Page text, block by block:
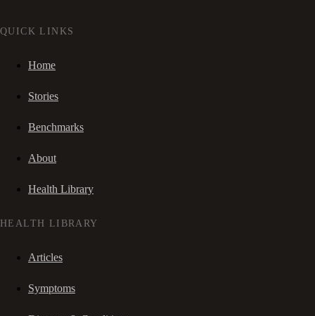
QUICK LINKS
Home
Stories
Benchmarks
About
Health Library
HEALTH LIBRARY
Articles
Symptoms